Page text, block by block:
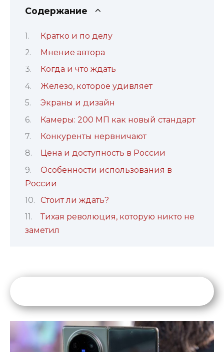
Содержание
Кратко и по делу
Мнение автора
Когда и что ждать
Железо, которое удивляет
Экраны и дизайн
Камеры: 200 МП как новый стандарт
Конкуренты нервничают
Цена и доступность в России
Особенности использования в
России
Стоит ли ждать?
Тихая революция, которую никто не
заметил